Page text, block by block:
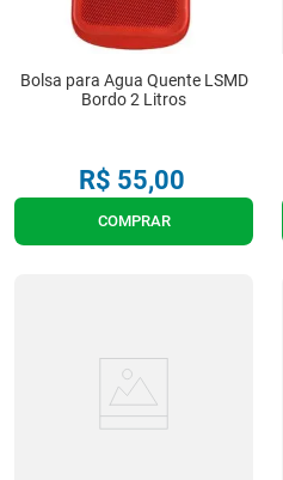
Bolsa para Agua Quente LSMD
Bordo 2 Litros
R$ 55,00
COMPRAR